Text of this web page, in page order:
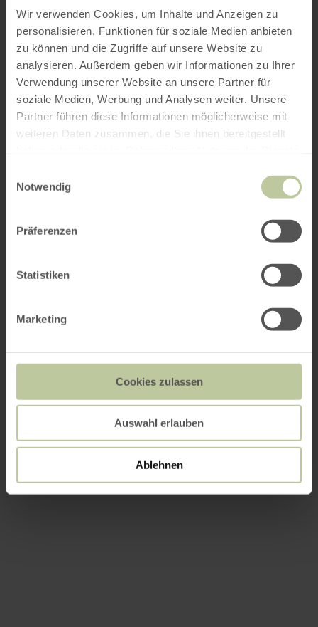
Wir verwenden Cookies, um Inhalte und Anzeigen zu
personalisieren, Funktionen für soziale Medien anbieten
zu können und die Zugriffe auf unsere Website zu
analysieren. Außerdem geben wir Informationen zu Ihrer
Verwendung unserer Website an unsere Partner für
soziale Medien, Werbung und Analysen weiter. Unsere
Partner führen diese Informationen möglicherweise mit
weiteren Daten zusammen, die Sie ihnen bereitgestellt
Notwendig
Präferenzen
Statistiken
Marketing
Cookies zulassen
Auswahl erlauben
Ablehnen